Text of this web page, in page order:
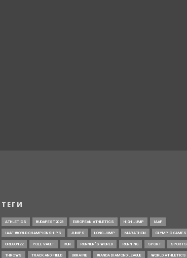
ТЕГИ
ATHLETICS BUDAPEST2023 EUROPEAN ATHLETICS HIGH JUMP IAAF
IAAF WORLD CHAMPIONSHIPS JUMPS LONG JUMP MARATHON OLYMPIC GAMES
OREGON22 POLE VAULT RUN RUNNER’S WORLD RUNNING SPORT SPORTS
THROWS TRACK AND FIELD UKRAINE WANDA DIAMOND LEAGUE WORLD ATHLETICS